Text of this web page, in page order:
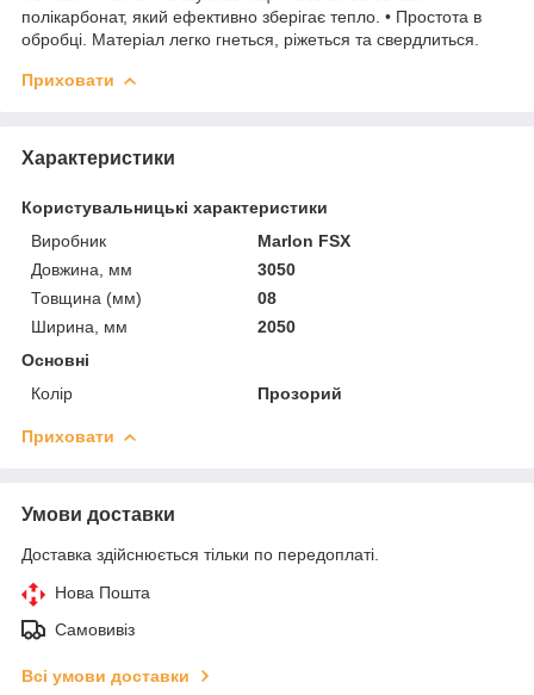
полікарбонат, який ефективно зберігає тепло. • Простота в
обробці. Матеріал легко гнеться, ріжеться та свердлиться.
Приховати
Характеристики
Користувальницькі характеристики
Виробник
Marlon FSX
Довжина, мм
3050
Товщина (мм)
08
Ширина, мм
2050
Основні
Колір
Прозорий
Приховати
Умови доставки
Доставка здійснюється тільки по передоплаті.
Нова Пошта
Самовивіз
Всі умови доставки